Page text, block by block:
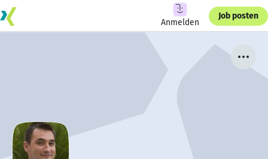
Anmelden
Job posten